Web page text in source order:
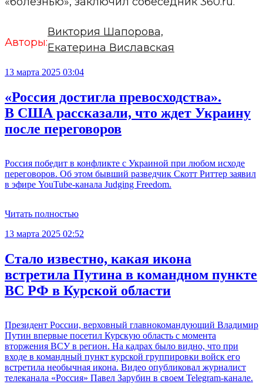
Авторы:
Виктория Шапорова,
Екатерина Виславская
13 марта 2025 03:04
«Россия достигла превосходства».
В США рассказали, что ждет Украину
после переговоров
Россия победит в конфликте с Украиной при любом исходе
переговоров. Об этом бывший разведчик Скотт Риттер заявил
в эфире YouTube-канала Judging Freedom.
Читать полностью
13 марта 2025 02:52
Стало известно, какая икона
встретила Путина в командном пункте
ВС РФ в Курской области
Президент России, верховный главнокомандующий Владимир
Путин впервые посетил Курскую область с момента
вторжения ВСУ в регион. На кадрах было видно, что при
входе в командный пункт курской группировки войск его
встретила необычная икона. Видео опубликовал журналист
телеканала «Россия» Павел Зарубин в своем Telegram-канале.